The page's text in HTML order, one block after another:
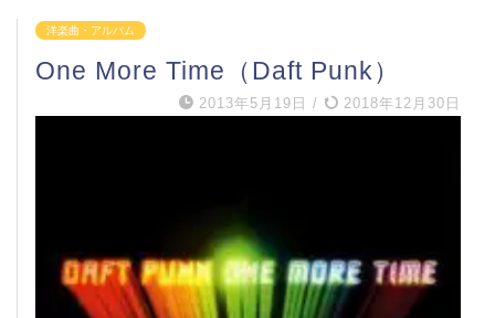
洋楽曲・アルバム
One More Time（Daft Punk）
2013年5月19日 / 2018年12月30日